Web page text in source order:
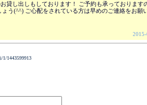
貸し出しもしております！ ご予約も承っておりま
う(^^) ご心配をされている方は早めのご連絡をお
1/1443599913